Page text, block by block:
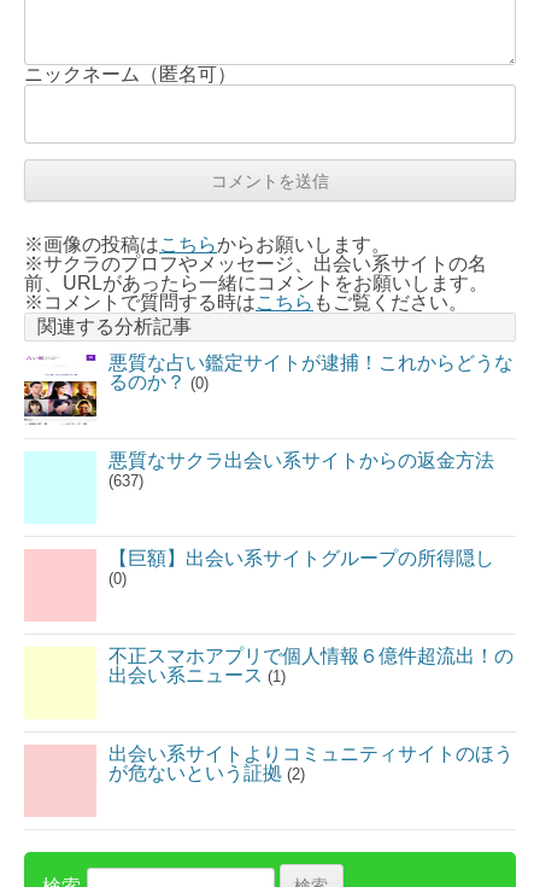
ニックネーム（匿名可）
※画像の投稿はこちらからお願いします。
※サクラのプロフやメッセージ、出会い系サイトの名
前、URLがあったら一緒にコメントをお願いします。
※コメントで質問する時はこちら もご覧ください。
関連する分析記事
悪質な占い鑑定サイトが逮捕！これからどうな
るのか？ (0)
悪質なサクラ出会い系サイトからの返金方法
(637)
【巨額】出会い系サイトグループの所得隠し
(0)
不正スマホアプリで個人情報６億件超流出！の
出会い系ニュース (1)
出会い系サイトよりコミュニティサイトのほう
が危ないという証拠 (2)